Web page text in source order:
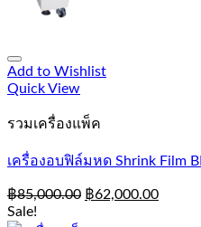
Add to Wishlist
Quick View
รวมเครื่องแพ็ค
เครื่องอบฟิล์มหด Shrink Film
฿85,000.00 ฿62,000.00
Sale!